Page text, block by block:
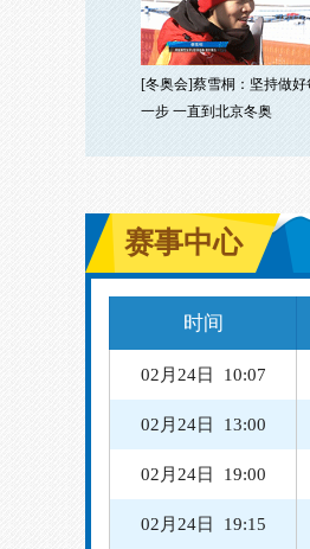
[冬奥会]蔡雪桐：坚持做好
一步 一直到北京冬奥
赛事中心
时间
02月24日 10:07
02月24日 13:00
02月24日 19:00
02月24日 19:15